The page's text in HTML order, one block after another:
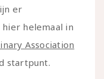
er
hier helemaal in
Association
startpunt.